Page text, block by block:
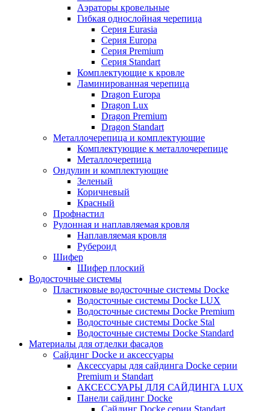
Аэраторы кровельные
Гибкая однослойная черепица
Серия Eurasia
Серия Europa
Серия Premium
Серия Standart
Комплектующие к кровле
Ламинированная черепица
Dragon Europa
Dragon Lux
Dragon Premium
Dragon Standart
Металлочерепица и комплектующие
Комплектующие к металлочерепице
Металлочерепица
Ондулин и комплектующие
Зеленый
Коричневый
Красный
Профнастил
Рулонная и наплавляемая кровля
Наплавляемая кровля
Рубероид
Шифер
Шифер плоский
Водосточные системы
Пластиковые водосточные системы Docke
Водосточные системы Docke LUX
Водосточные системы Docke Premium
Водосточные системы Docke Stal
Водосточные системы Docke Standard
Материалы для отделки фасадов
Сайдинг Docke и аксессуары
Аксессуары для сайдинга Docke серии
Premium и Standart
АКСЕССУАРЫ ДЛЯ САЙДИНГА LUX
Панели сайдинг Docke